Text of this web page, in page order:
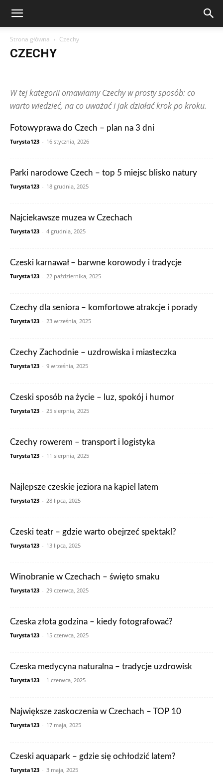
Strona główna Czechy
CZECHY
Francja
Grecja Gwatemala Hiszpania Holandia
Hongkong
Indie
Indonezja Irlandia Japonia Kanada
Kolumbia
Malezja
Meksyk
Niemcy
Norwegia Nowa Zelandia Peru Polska
Rosja
RPA Rumunia Singapur
Stany Zjednoczone
Szwajcaria
Szwecja Tajlandia
W tej kategorii omawiamy Czechy w prosty sposób: co
warto wiedzieć, na co uważać i jak działać krok po kroku.
Fotowyprawa do Czech – plan na 3 dni
Turysta123 - 16 stycznia, 2026
Parki narodowe Czech – top 5 miejsc blisko natury
Turysta123 - 18 grudnia, 2025
Najciekawsze muzea w Czechach
Turysta123 - 4 grudnia, 2025
Czeski karnawał – barwne korowody i tradycje
Turysta123 - 22 października, 2025
Czechy dla seniora – komfortowe atrakcje i porady
Turysta123 - 23 września, 2025
Czechy Zachodnie – uzdrowiska i miasteczka
Turysta123 - 9 września, 2025
Czeski sposób na życie – luz, spokój i humor
Turysta123 - 25 sierpnia, 2025
Czechy rowerem – transport i logistyka
Turysta123 - 11 sierpnia, 2025
Najlepsze czeskie jeziora na kąpiel latem
Turysta123 - 28 lipca, 2025
Czeski teatr – gdzie warto obejrzeć spektakl?
Turysta123 - 13 lipca, 2025
Winobranie w Czechach – święto smaku
Turysta123 - 29 czerwca, 2025
Czeska złota godzina – kiedy fotografować?
Turysta123 - 15 czerwca, 2025
Czeska medycyna naturalna – tradycje uzdrowisk
Turysta123 - 1 czerwca, 2025
Największe zaskoczenia w Czechach – TOP 10
Turysta123 - 17 maja, 2025
Czeski aquapark – gdzie się ochłodzić latem?
Turysta123 - 3 maja, 2025